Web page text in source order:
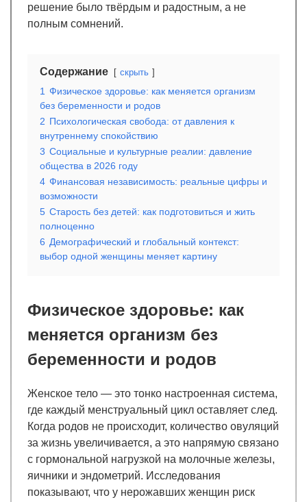
решение было твёрдым и радостным, а не
полным сомнений.
Содержание скрыть
1 Физическое здоровье: как меняется организм
без беременности и родов
2 Психологическая свобода: от давления к
внутреннему спокойствию
3 Социальные и культурные реалии: давление
общества в 2026 году
4 Финансовая независимость: реальные цифры и
возможности
5 Старость без детей: как подготовиться и жить
полноценно
6 Демографический и глобальный контекст:
выбор одной женщины меняет картину
Физическое здоровье: как
меняется организм без
беременности и родов
Женское тело — это тонко настроенная система,
где каждый менструальный цикл оставляет след.
Когда родов не происходит, количество овуляций
за жизнь увеличивается, а это напрямую связано
с гормональной нагрузкой на молочные железы,
яичники и эндометрий. Исследования
показывают, что у нерожавших женщин риск